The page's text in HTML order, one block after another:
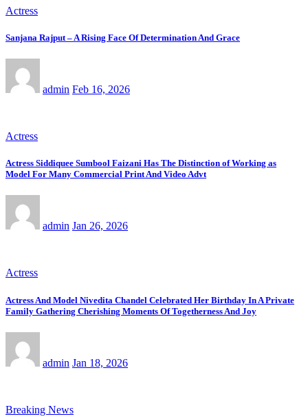
Actress
Sanjana Rajput – A Rising Face Of Determination And Grace
admin Feb 16, 2026
Actress
Actress Siddiquee Sumbool Faizani Has The Distinction of Working as
Model For Many Commercial Print And Video Advt
admin Jan 26, 2026
Actress
Actress And Model Nivedita Chandel Celebrated Her Birthday In A Private
Family Gathering Cherishing Moments Of Togetherness And Joy
admin Jan 18, 2026
Breaking News